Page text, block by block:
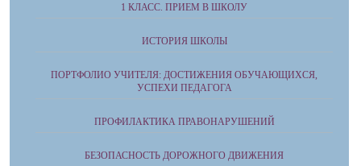
1 КЛАСС. ПРИЕМ В ШКОЛУ
ИСТОРИЯ ШКОЛЫ
ПОРТФОЛИО УЧИТЕЛЯ: ДОСТИЖЕНИЯ ОБУЧАЮЩИХСЯ,
УСПЕХИ ПЕДАГОГА
ПРОФИЛАКТИКА ПРАВОНАРУШЕНИЙ
БЕЗОПАСНОСТЬ ДОРОЖНОГО ДВИЖЕНИЯ